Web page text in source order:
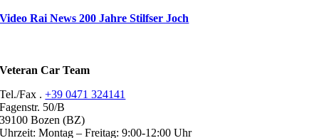
Video Rai News 200 Jahre Stilfser Joch
Veteran Car Team
Tel./Fax .+39 0471 324141
Fagenstr. 50/B
39100 Bozen (BZ)
Uhrzeit: Montag – Freitag: 9:00-12:00 Uhr